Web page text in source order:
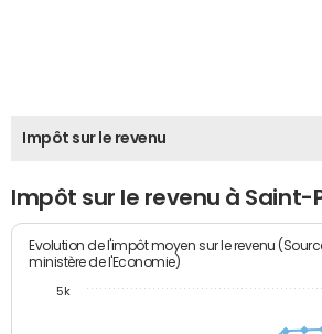
Impôt sur le revenu
Impôt sur le revenu à
Evolution de l'impôt moyen sur le revenu
ministère de l'Economie)
5k